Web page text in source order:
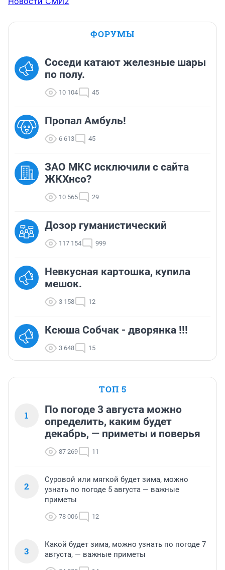
ФОРУМЫ
Соседи катают железные шары
по полу.
10 104 45
Пропал Амбуль!
6 613 45
ЗАО МКС исключили с сайта
ЖКХнсо?
10 565 29
Дозор гуманистический
117 154 999
Невкусная картошка, купила
мешок.
3 158 12
Ксюша Собчак - дворянка !!!
3 648 15
ТОП 5
1
По погоде 3 августа можно
определить, каким будет
декабрь, — приметы и поверья
87 269 11
2
Суровой или мягкой будет зима, можно
узнать по погоде 5 августа — важные
приметы
78 006 12
3
Какой будет зима, можно узнать по погоде 7
августа, — важные приметы